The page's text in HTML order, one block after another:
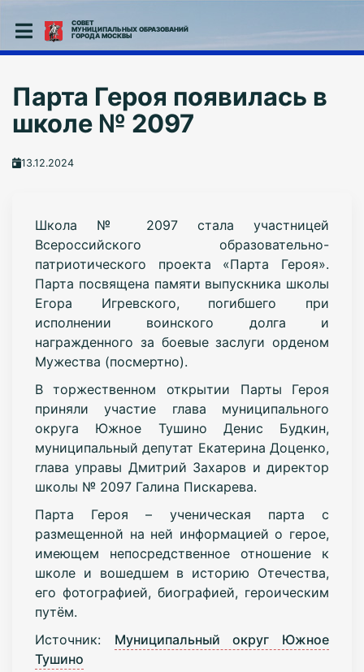
СОВЕТ
МУНИЦИПАЛЬНЫХ ОБРАЗОВАНИЙ
ГОРОДА МОСКВЫ
Парта Героя появилась в
школе № 2097
13.12.2024
Школа № 2097 стала участницей
Всероссийского образовательно-
патриотического проекта «Парта Героя».
Парта посвящена памяти выпускника школы
Егора Игревского, погибшего при
исполнении воинского долга и
награжденного за боевые заслуги орденом
Мужества (посмертно).
В торжественном открытии Парты Героя
приняли участие глава муниципального
округа Южное Тушино Денис Будкин,
муниципальный депутат Екатерина Доценко,
глава управы Дмитрий Захаров и директор
школы № 2097 Галина Пискарева.
Парта Героя – ученическая парта с
размещенной на ней информацией о герое,
имеющем непосредственное отношение к
школе и вошедшем в историю Отечества,
его фотографией, биографией, героическим
путём.
Источник: Муниципальный округ Южное
Тушино